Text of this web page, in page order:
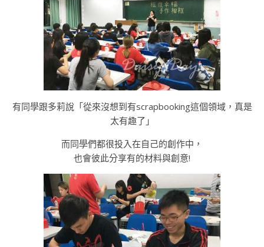
有同學跟多莉說「從來沒想到有scrapbooking這個領域，真是
太有趣了」
而同學們都很投入在自己的創作中，
也會彼此分享有的材料與創意!